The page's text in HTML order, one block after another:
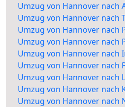
Umzug von Hannover nach
Umzug von Hannover nach
Umzug von Hannover nach
Umzug von Hannover nach
Umzug von Hannover nach
Umzug von Hannover nach
Umzug von Hannover nach
Umzug von Hannover nach
Umzug von Hannover nach